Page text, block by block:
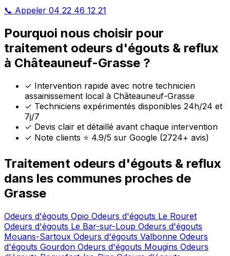
📞 Appeler 04 22 46 12 21
Pourquoi nous choisir pour
traitement odeurs d'égouts & reflux
à Châteauneuf-Grasse ?
✓ Intervention rapide avec notre technicien
assainissement local à Châteauneuf-Grasse
✓ Techniciens expérimentés disponibles 24h/24 et
7j/7
✓ Devis clair et détaillé avant chaque intervention
✓ Note clients ⭐ 4.9/5 sur Google (2724+ avis)
Traitement odeurs d'égouts & reflux
dans les communes proches de
Grasse
Odeurs d'égouts Opio Odeurs d'égouts Le Rouret
Odeurs d'égouts Le Bar-sur-Loup Odeurs d'égouts
Mouans-Sartoux Odeurs d'égouts Valbonne Odeurs
d'égouts Gourdon Odeurs d'égouts Mougins Odeurs